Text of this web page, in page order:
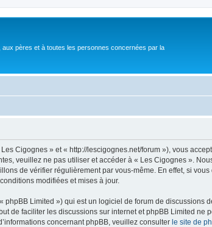
pères et à toutes les personnes concernées par la
Cigognes » et « http://lescigognes.net/forum »), vous
veuillez ne pas utiliser et accéder à « Les Cigognes ».
de vérifier régulièrement par vous-même. En effet, si
modifiées et mises à jour.
Limited ») qui est un logiciel de forum de discussions
de faciliter les discussions sur internet et phpBB Limited ne
concernant phpBB, veuillez consulter le site de